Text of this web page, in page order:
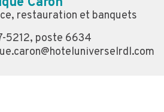
restauration et banquets
5212, poste 6634